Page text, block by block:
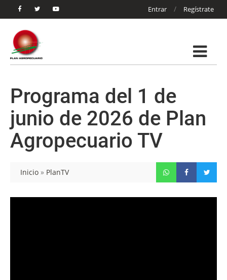
Entrar / Regístrate
Programa del 1 de
junio de 2026 de Plan
Agropecuario TV
Inicio » PlanTV